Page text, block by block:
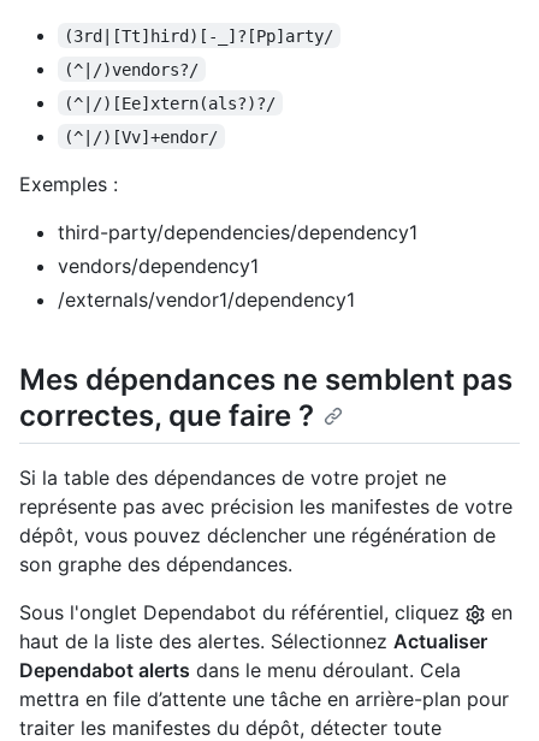
(3rd|[Tt]hird)[-_]?[Pp]arty/
(^|/)vendors?/
(^|/)[Ee]xtern(als?)?/
(^|/)[Vv]+endor/
Exemples :
third-party/dependencies/dependency1
vendors/dependency1
/externals/vendor1/dependency1
Mes dépendances ne semblent pas
correctes, que faire ?
Si la table des dépendances de votre projet ne
représente pas avec précision les manifestes de votre
dépôt, vous pouvez déclencher une régénération de
son graphe des dépendances.
Sous l'onglet Dependabot du référentiel, cliquez
en
haut de la liste des alertes. Sélectionnez Actualiser
Dependabot alerts dans le menu déroulant. Cela
mettra en file d’attente une tâche en arrière-plan pour
traiter les manifestes du dépôt, détecter toute